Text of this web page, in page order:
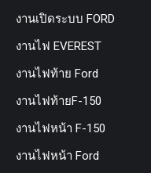
งานเปิดระบบ FORD
งานไฟ EVEREST
งานไฟท้าย Ford
งานไฟท้ายF-150
งานไฟหน้า F-150
งานไฟหน้า Ford